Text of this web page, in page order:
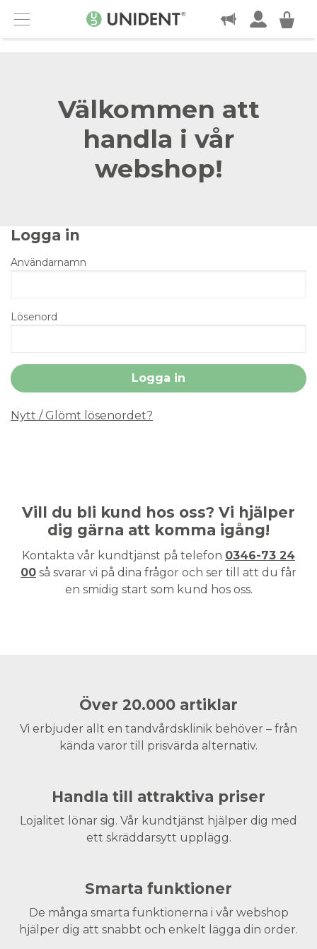
Menu
KONTAKT
Välkommen att
handla i vår
webshop!
Logga in
Användarnamn
Lösenord
Nytt / Glömt lösenordet?
Vill du bli kund hos oss? Vi hjälper
dig gärna att komma igång!
Kontakta vår kundtjänst på telefon 0346-73 24
00 så svarar vi på dina frågor och ser till att du får
en smidig start som kund hos oss.
Över 20.000 artiklar
Vi erbjuder allt en tandvårdsklinik behöver – från
kända varor till prisvärda alternativ.
Handla till attraktiva priser
Lojalitet lönar sig. Vår kundtjänst hjälper dig med
ett skräddarsytt upplägg.
Smarta funktioner
De många smarta funktionerna i vår webshop
hjälper dig att snabbt och enkelt lägga din order.